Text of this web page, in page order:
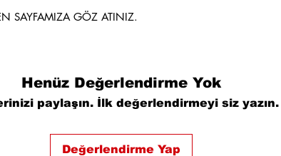
SAYFAMIZA GÖZ ATINIZ.
Henüz Değerlendirme Yok
paylaşın. İlk değerlendirmeyi siz yazın.
Değerlendirme Yap